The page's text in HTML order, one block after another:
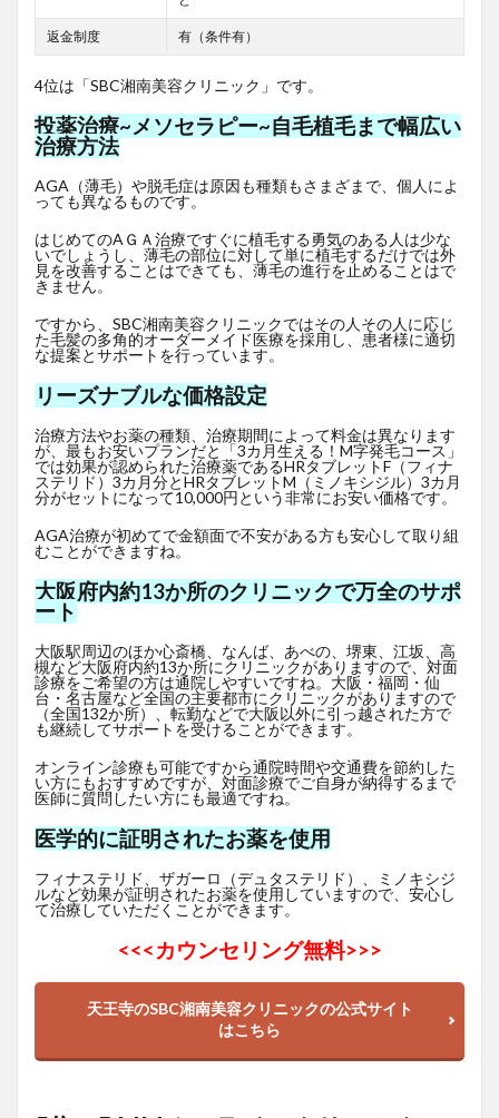
返金制度 有（条件有）
4位は「SBC湘南美容クリニック」です。
投薬治療~メソセラピー~自毛植毛まで幅広い
治療方法
AGA（薄毛）や脱毛症は原因も種類もさまざまで、個人によ
っても異なるものです。
はじめてのAＧＡ治療ですぐに植毛する勇気のある人は少な
いでしょうし、薄毛の部位に対して単に植毛するだけでは外
見を改善することはできても、薄毛の進行を止めることはで
きません。
ですから、SBC湘南美容クリニックではその人その人に応じ
た毛髪の多角的オーダーメイド医療を採用し、患者様に適切
な提案とサポートを行っています。
リーズナブルな価格設定
治療方法やお薬の種類、治療期間によって料金は異なります
が、最もお安いプランだと「3カ月生える！M字発毛コース」
では効果が認められた治療薬であるHRタブレットF （フィナ
ステリド）3カ月分とHRタブレットM（ミノキシジル）3カ月
分がセットになって10,000円という非常にお安い価格です。
AGA治療が初めてで金額面で不安がある方も安心して取り組
むことができますね。
大阪府内約13か所のクリニックで万全のサポ
ート
大阪駅周辺のほか心斎橋、なんば、あべの、堺東、江坂、高
槻など大阪府内約13か所にクリニックがありますので、対面
診療をご希望の方は通院しやすいですね。大阪・福岡・仙
台・名古屋など全国の主要都市にクリニックがありますので
（全国132か所）、転勤などで大阪以外に引っ越された方で
も継続してサポートを受けることができます。
オンライン診療も可能ですから通院時間や交通費を節約した
い方にもおすすめですが、対面診療でご自身が納得するまで
医師に質問したい方にも最適ですね。
医学的に証明されたお薬を使用
フィナステリド、ザガーロ（デュタステリド）、ミノキシジ
ルなど効果が証明されたお薬を使用していますので、安心し
て治療していただくことができます。
<<<カウンセリング無料>>>
天王寺のSBC湘南美容クリニックの公式サイト
はこちら